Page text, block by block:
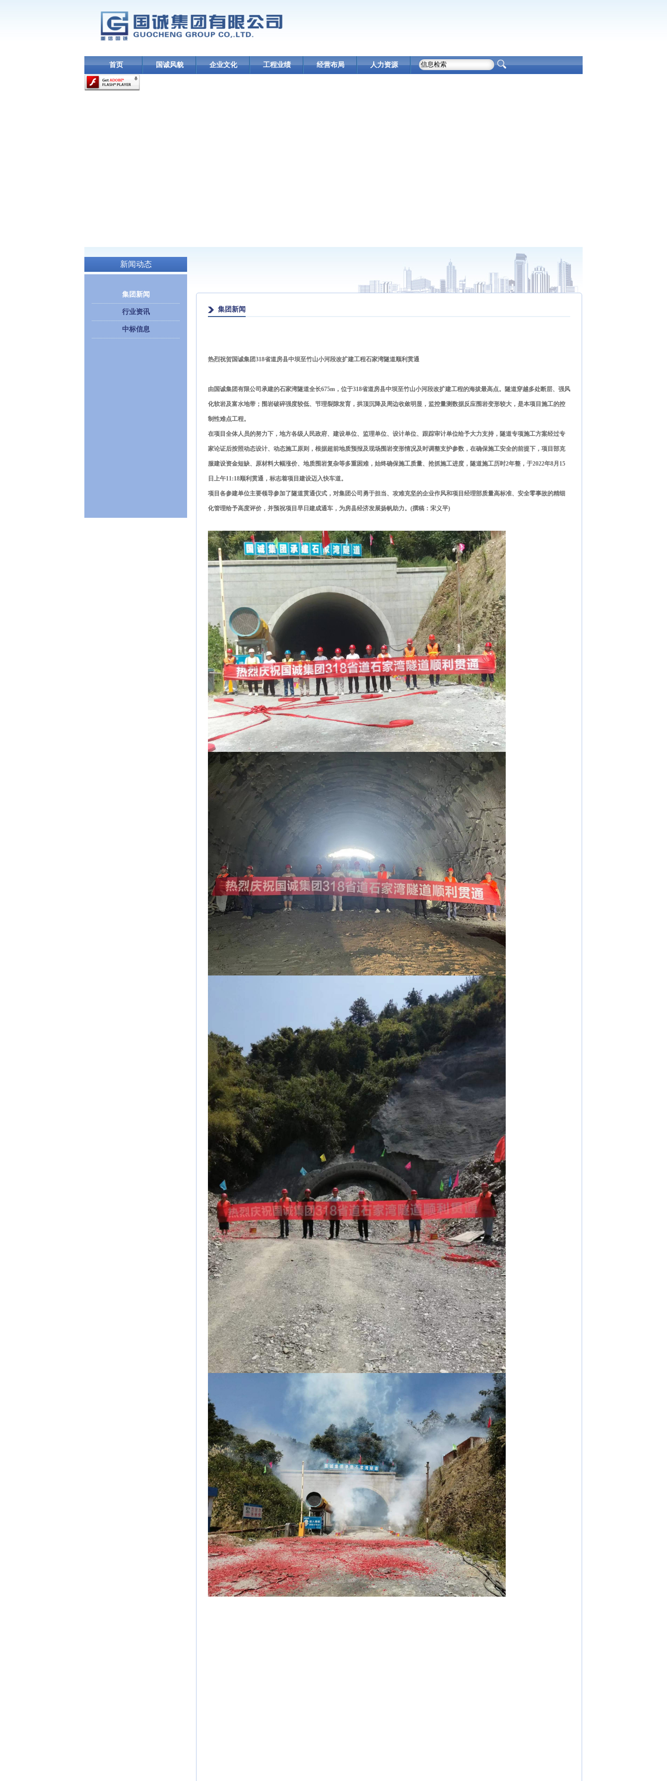
首页 国诚风貌 企业文化 工程业绩 经营布局 人力资源
新闻动态
集团新闻
行业资讯
中标信息
集团新闻
热烈祝贺国诚集团318省道房县中坝至竹山小河段改扩建工程石家湾隧道顺利贯通
由国诚集团有限公司承建的石家湾隧道全长675m，位于318省道房县中坝至竹山小河段改扩建工程的海拔最高点。隧道穿越多处断层、强风
化软岩及富水地带；围岩破碎强度较低、节理裂隙发育，拱顶沉降及周边收敛明显，监控量测数据反应围岩变形较大，是本项目施工的控
制性难点工程。
在项目全体人员的努力下，地方各级人民政府、建设单位、监理单位、设计单位、跟踪审计单位给予大力支持，隧道专项施工方案经过专
家论证后按照动态设计、动态施工原则，根据超前地质预报及现场围岩变形情况及时调整支护参数，在确保施工安全的前提下，项目部克
服建设资金短缺、原材料大幅涨价、地质围岩复杂等多重困难，始终确保施工质量、抢抓施工进度，隧道施工历时2年整，于2022年8月15
日上午11:18顺利贯通，标志着项目建设迈入快车道。
项目各参建单位主要领导参加了隧道贯通仪式，对集团公司勇于担当、攻难克坚的企业作风和项目经理部质量高标准、安全零事故的精细
化管理给予高度评价，并预祝项目早日建成通车，为房县经济发展扬帆助力。(撰稿：宋义平)